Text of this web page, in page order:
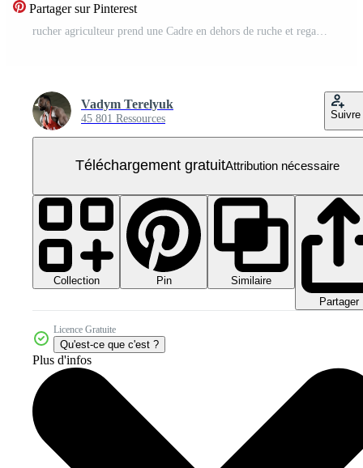
Partager sur Pinterest
Vadym Terelyuk
45 801 Ressources Suivre
Téléchargement gratuitAttribution nécessaire
Collection Pin
Similaire
Partager
Licence Gratuite
Qu'est-ce que c'est ?
Plus d'infos